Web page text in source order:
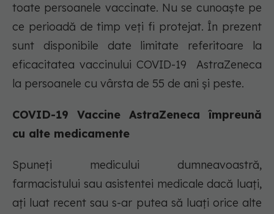
toate persoanele vaccinate. Nu se cunoaște pe
ce perioadă de timp veți fi protejat. În prezent
sunt disponibile date limitate referitoare la
eficacitatea vaccinului COVID-19 AstraZeneca
la persoanele cu vârsta de 55 de ani și peste.
COVID-19 Vaccine AstraZeneca împreună
cu alte medicamente
Spuneți medicului dumneavoastră,
farmacistului sau asistentei medicale dacă luați,
ați luat recent sau s-ar putea să luați orice alte